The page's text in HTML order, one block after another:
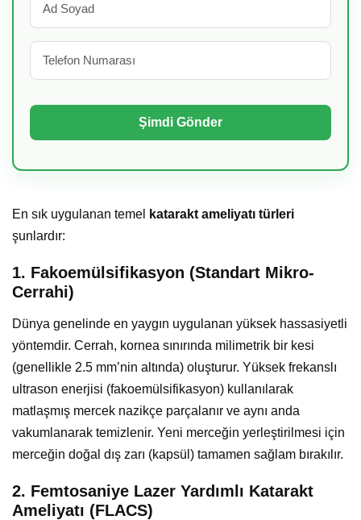
En sık uygulanan temel
katarakt ameliyatı türleri
şunlardır:
1. Fakoemülsifikasyon (Standart Mikro-
Cerrahi)
Dünya genelinde en yaygın uygulanan yüksek hassasiyetli
yöntemdir. Cerrah, kornea sınırında milimetrik bir kesi
(genellikle 2.5 mm’nin altında) oluşturur. Yüksek frekanslı
ultrason enerjisi (fakoemülsifikasyon) kullanılarak
matlaşmış mercek nazikçe parçalanır ve aynı anda
vakumlanarak temizlenir. Yeni merceğin yerleştirilmesi için
merceğin doğal dış zarı (kapsül) tamamen sağlam bırakılır.
2. Femtosaniye Lazer Yardımlı Katarakt
Ameliyatı (FLACS)